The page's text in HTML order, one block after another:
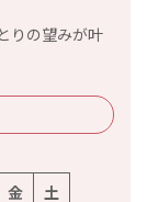
りの望みが叶
金 土